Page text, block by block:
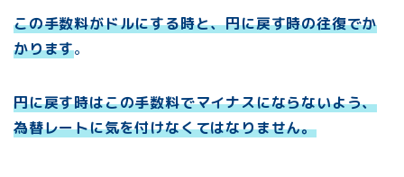
この手数料がドルにする時と、円に戻す時の往復でか
かります。
円に戻す時はこの手数料でマイナスにならないよう、
為替レートに気を付けなくてはなりません。